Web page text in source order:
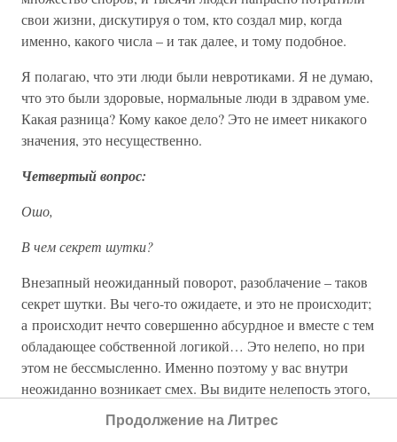
свои жизни, дискутируя о том, кто создал мир, когда
именно, какого числа – и так далее, и тому подобное.
Я полагаю, что эти люди были невротиками. Я не думаю,
что это были здоровые, нормальные люди в здравом уме.
Какая разница? Кому какое дело? Это не имеет никакого
значения, это несущественно.
Четвертый вопрос:
Ошо,
В чем секрет шутки?
Внезапный неожиданный поворот, разоблачение – таков
секрет шутки. Вы чего-то ожидаете, и это не происходит;
а происходит нечто совершенно абсурдное и вместе с тем
обладающее собственной логикой… Это нелепо, но при
этом не бессмысленно. Именно поэтому у вас внутри
неожиданно возникает смех. Вы видите нелепость этого,
ожидаемо, это не вызывает у вас смеха. Если шутка вам
Продолжение на Литрес